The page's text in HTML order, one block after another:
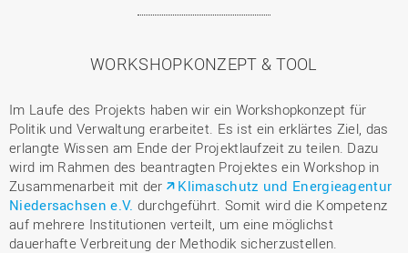
WORKSHOPKONZEPT & TOOL
Im Laufe des Projekts haben wir ein Workshopkonzept für
Politik und Verwaltung erarbeitet. Es ist ein erklärtes Ziel, das
erlangte Wissen am Ende der Projektlaufzeit zu teilen. Dazu
wird im Rahmen des beantragten Projektes ein Workshop in
Zusammenarbeit mit der
Klimaschutz und Energieagentur
Niedersachsen e.V. durchgeführt. Somit wird die Kompetenz
auf mehrere Institutionen verteilt, um eine möglichst
dauerhafte Verbreitung der Methodik sicherzustellen.